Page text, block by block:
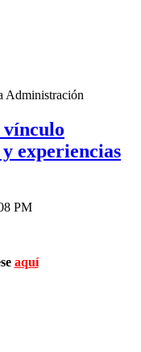
Administración
vínculo
experiencias
aquí